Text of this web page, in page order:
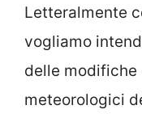
Letteralmente
vogliamo
delle
meteorologici